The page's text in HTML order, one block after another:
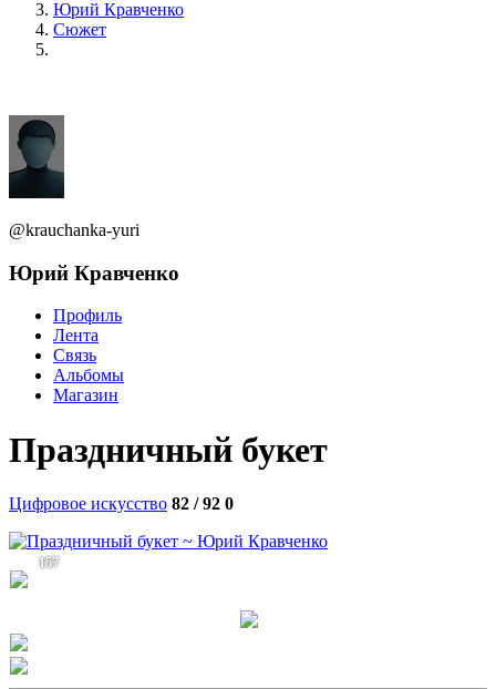
Юрий Кравченко
Сюжет
@krauchanka-yuri
Юрий Кравченко
Профиль
Лента
Связь
Альбомы
Магазин
Праздничный букет
Цифровое искусство 82 / 92 0
157